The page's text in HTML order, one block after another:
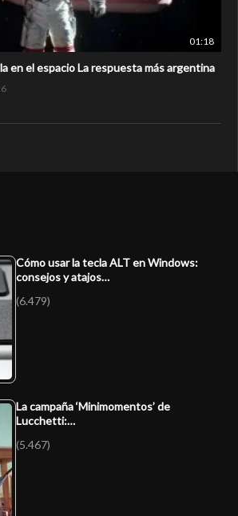
01:18
en el espacio La respuesta más argentina
Cómo usar la tecla ALT en Windows:
consejos y atajos…
(6.479)
La campaña ‘Minimomentos’ de
Lucchetti:…
(5.467)